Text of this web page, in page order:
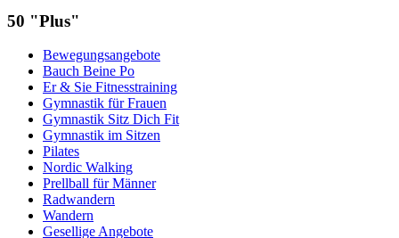
50 "Plus"
Bewegungsangebote
Bauch Beine Po
Er & Sie Fitnesstraining
Gymnastik für Frauen
Gymnastik Sitz Dich Fit
Gymnastik im Sitzen
Pilates
Nordic Walking
Prellball für Männer
Radwandern
Wandern
Gesellige Angebote